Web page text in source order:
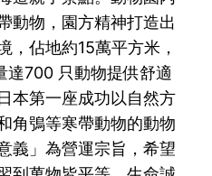
動物，園方精神打造出
，佔地約15萬平方米，
達700 只動物提供舒適
本第一座成功以自然方
角鴞等寒帶動物的動物
義」為營運宗旨，希望